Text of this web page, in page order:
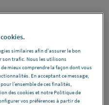
POUR
similaires afin d'assurer le bon
son trafic. Nous les utilisons
mieux comprendre la façon dont vous
En acceptant ce message,
l’ensemble de ces finalités,
des cookies et notre Politique de
vos préférences à partir de